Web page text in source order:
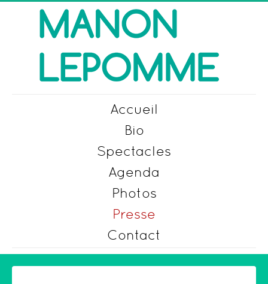
Accueil
Bio
Spectacles
Agenda
Photos
Presse
Contact